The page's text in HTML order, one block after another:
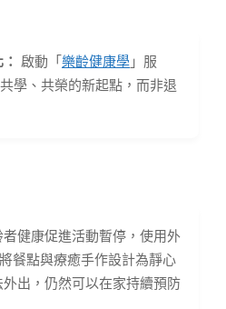
啟動「樂齡健康學 」服
學、共榮的新起點，而非退
健康促進活動暫停，使用外
餐點與療癒手作設計為靜心
出，仍然可以在家持續預防